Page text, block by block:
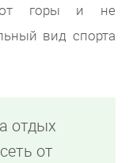
горы и не
вид спорта
отдых
от